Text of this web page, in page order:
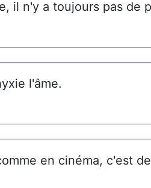
il n'y a toujours pas de
l'âme.
en cinéma, c'est